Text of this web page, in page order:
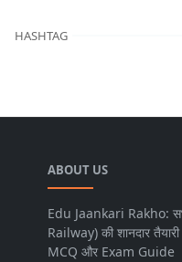
HASHTAG
ABOUT US
Edu Jaankari Rakho:
Railway) की शानदार
MCQ और Exam Guide